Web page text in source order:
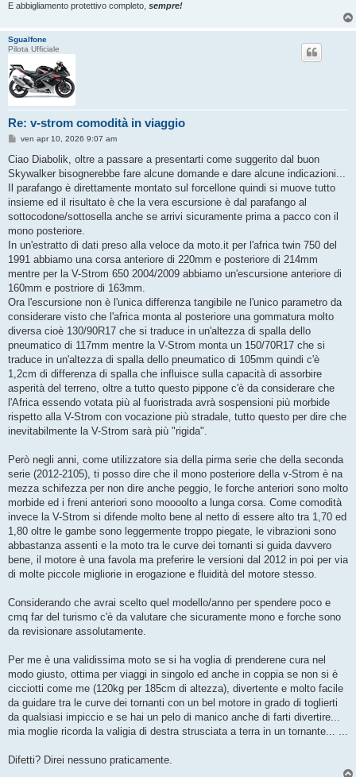
E abbigliamento protettivo completo, sempre!
Sgualfone
Pilota Ufficiale
Re: v-strom comodità in viaggio
M
s
a
g
g
i
o
ven apr 10, 2026 9:07 am
Ciao Diabolik, oltre a passare a presentarti come suggerito dal buon
Skywalker bisognerebbe fare alcune domande e dare alcune indicazioni...
Il parafango è direttamente montato sul forcellone quindi si muove tutto
insieme ed il risultato è che la vera escursione è dal parafango al
sottocodone/sottosella anche se arrivi sicuramente prima a pacco con il
mono posteriore.
In un'estratto di dati preso alla veloce da moto.it per l'africa twin 750 del
1991 abbiamo una corsa anteriore di 220mm e posteriore di 214mm
mentre per la V-Strom 650 2004/2009 abbiamo un'escursione anteriore di
160mm e postriore di 163mm.
Ora l'escursione non è l'unica differenza tangibile ne l'unico parametro da
considerare visto che l'africa monta al posteriore una gommatura molto
diversa cioè 130/90R17 che si traduce in un'altezza di spalla dello
pneumatico di 117mm mentre la V-Strom monta un 150/70R17 che si
traduce in un'altezza di spalla dello pneumatico di 105mm quindi c'è
1,2cm di differenza di spalla che influisce sulla capacità di assorbire
asperità del terreno, oltre a tutto questo pippone c'è da considerare che
l'Africa essendo votata più al fuoristrada avrà sospensioni più morbide
rispetto alla V-Strom con vocazione più stradale, tutto questo per dire che
inevitabilmente la V-Strom sarà più "rigida".
Però negli anni, come utilizzatore sia della pirma serie che della seconda
serie (2012-2105), ti posso dire che il mono posteriore della v-Strom è na
mezza schifezza per non dire anche peggio, le forche anteriori sono molto
morbide ed i freni anteriori sono moooolto a lunga corsa. Come comodità
invece la V-Strom si difende molto bene al netto di essere alto tra 1,70 ed
1,80 oltre le gambe sono leggermente troppo piegate, le vibrazioni sono
abbastanza assenti e la moto tra le curve dei tornanti si guida davvero
bene, il motore è una favola ma preferire le versioni dal 2012 in poi per via
di molte piccole migliorie in erogazione e fluidità del motore stesso.
Considerando che avrai scelto quel modello/anno per spendere poco e
cmq far del turismo c'è da valutare che sicuramente mono e forche sono
da revisionare assolutamente.
Per me è una validissima moto se si ha voglia di prenderene cura nel
modo giusto, ottima per viaggi in singolo ed anche in coppia se non si è
cicciotti come me (120kg per 185cm di altezza), divertente e molto facile
da guidare tra le curve dei tornanti con un bel motore in grado di toglierti
da qualsiasi impiccio e se hai un pelo di manico anche di farti divertire...
mia moglie ricorda la valigia di destra strusciata a terra in un tornante... ...
Difetti? Direi nessuno praticamente.